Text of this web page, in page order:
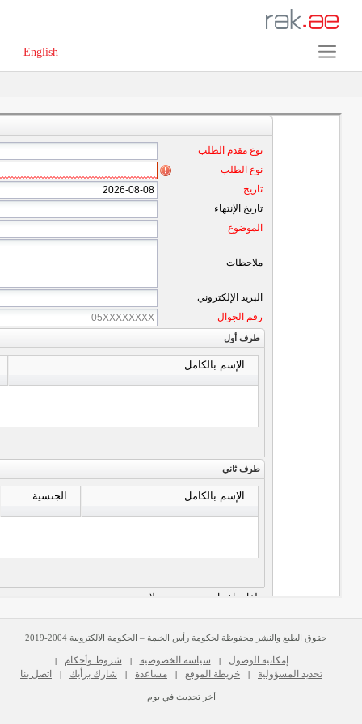
English
حقوق الطبع والنشر محفوظة لحكومة رأس الخيمة – الحكومة الالكترونية 2004-2019
إمكانية الوصول | سياسة الخصوصية | شروط وأحكام |
تحديد المسؤولية | خريطة الموقع | مساعدة | شارك برأيك | اتصل بنا
آخر تحديث في يوم